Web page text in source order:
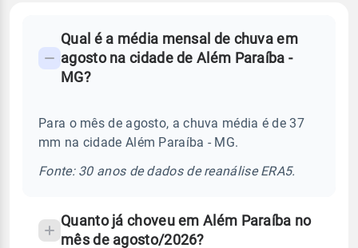
Perguntas
frequentes
chuva
temperatura
Qual é a média mensal de chuva em
agosto na cidade de Além Paraíba -
MG?
Para o mês de agosto, a chuva média é de 37
mm na cidade Além Paraíba - MG.
Fonte: 30 anos de dados de reanálise ERA5.
Quanto já choveu em Além Paraíba no
mês de agosto/2026?